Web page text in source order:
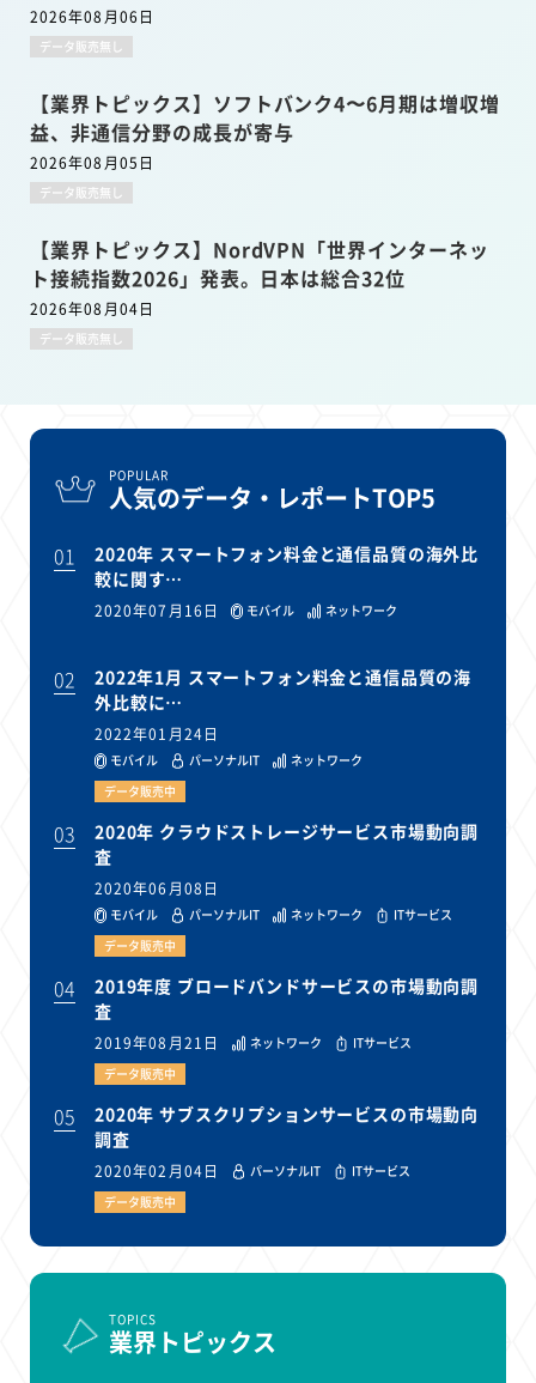
2026年08月06日
データ販売無し
【業界トピックス】ソフトバンク4〜6月期は増収増
益、非通信分野の成長が寄与
2026年08月05日
データ販売無し
【業界トピックス】NordVPN「世界インターネッ
ト接続指数2026」発表。日本は総合32位
2026年08月04日
データ販売無し
POPULAR
人気のデータ・レポートTOP5
01
2020年 スマートフォン料金と通信品質の海外比
較に関す…
2020年07月16日 モバイル ネットワーク
02
2022年1月 スマートフォン料金と通信品質の海
外比較に…
2022年01月24日
モバイル パーソナルIT
ネットワーク
データ販売中
03
2020年 クラウドストレージサービス市場動向調
査
2020年06月08日
モバイル パーソナルIT ネットワーク
ITサービス
データ販売中
04
2019年度 ブロードバンドサービスの市場動向調
査
2019年08月21日 ネットワーク
ITサービス
データ販売中
05
2020年 サブスクリプションサービスの市場動向
調査
2020年02月04日 パーソナルIT
ITサービス
データ販売中
TOPICS
業界トピックス